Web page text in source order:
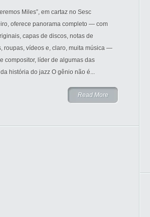
Miles”, em cartaz no Sesc
oferece panorama completo — com
capas de discos, notas de
roupas, vídeos e, claro, muita música —
compositor, líder de algumas das
história do jazz O gênio não é...
Read More